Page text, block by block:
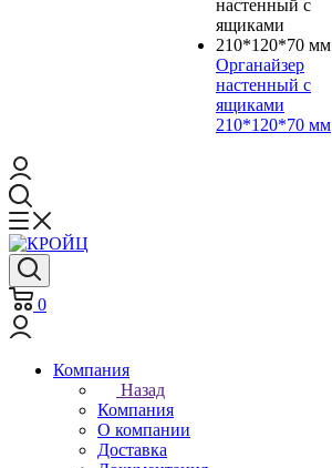
Органайзер
настенный с
ящиками
210*120*70 мм
0
Компания
Назад
Компания
О компании
Доставка